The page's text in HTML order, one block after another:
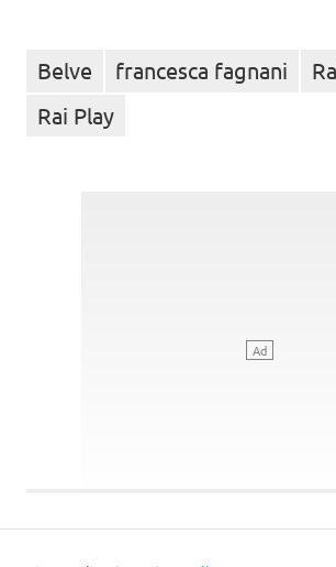
Belve francesca fagnani
Rai Play